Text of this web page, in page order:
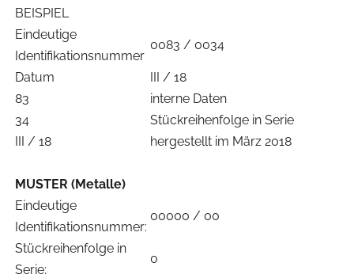
BEISPIEL
Eindeutige
Identifikationsnummer
0083 / 0034
Datum
III / 18
83
interne Daten
34
Stückreihenfolge in Serie
III / 18
hergestellt im März 2018
MUSTER (Metalle)
Eindeutige
Identifikationsnummer:
00000 / 00
Stückreihenfolge in
Serie:
0